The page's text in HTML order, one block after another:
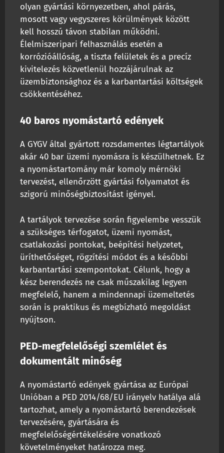
olyan gyártási környezetben, ahol párás,
mosott vagy vegyszeres körülmények között
kell hosszú távon stabilan működni.
Élelmiszeripari felhasználás esetén a
korrózióállóság, a tiszta felületek és a precíz
kivitelezés közvetlenül hozzájárulnak az
üzembiztonsághoz és a karbantartási költségek
csökkentéséhez.
40 baros nyomástartó edények
A GYGV által gyártott rozsdamentes légtartályok
akár 40 bar üzemi nyomásra is készülhetnek. Ez
a nyomástartomány már komoly mérnöki
tervezést, ellenőrzött gyártási folyamatot és
szigorú minőségbiztosítást igényel.
A tartályok tervezése során figyelembe vesszük
a szükséges térfogatot, üzemi nyomást,
csatlakozási pontokat, beépítési helyzetet,
üríthetőséget, rögzítési módot és a későbbi
karbantartási szempontokat. Célunk, hogy a
kész berendezés ne csak műszakilag legyen
megfelelő, hanem a mindennapi üzemeltetés
során is praktikus és megbízható megoldást
nyújtson.
PED-megfelelőségi szemlélet és
dokumentált minőség
A nyomástartó edények gyártása az Európai
Unióban a PED 2014/68/EU irányelv hatálya alá
tartozhat, amely a nyomástartó berendezések
tervezésére, gyártására és
megfelelőségértékelésére vonatkozó
követelményeket határozza meg.